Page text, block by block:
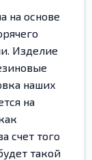
на основе
Изделие
наших
на
счет того
такой